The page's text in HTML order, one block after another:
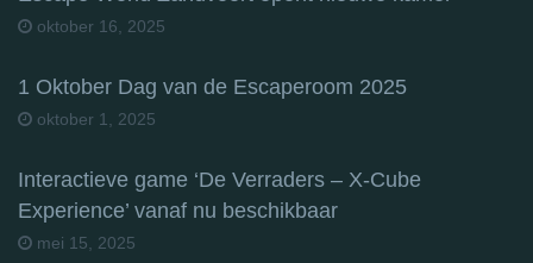
oktober 16, 2025
1 Oktober Dag van de Escaperoom 2025
oktober 1, 2025
Interactieve game ‘De Verraders – X-Cube
Experience’ vanaf nu beschikbaar
mei 15, 2025